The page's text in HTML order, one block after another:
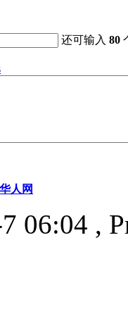
还可输入80
人网
06:04 ,